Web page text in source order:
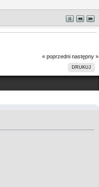
« poprzedni następny »
DRUKUJ